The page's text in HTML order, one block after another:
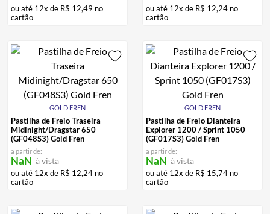
ou até 12x de R$ 12,49 no
cartão
ou até 12x de R$ 12,24 no
cartão
GOLD FREN
Pastilha de Freio Traseira
Midinight/Dragstar 650
(GF048S3) Gold Fren
a partir de:
NaN à vista
ou até 12x de R$ 12,24 no
cartão
GOLD FREN
Pastilha de Freio Dianteira
Explorer 1200 / Sprint 1050
(GF017S3) Gold Fren
a partir de:
NaN à vista
ou até 12x de R$ 15,74 no
cartão